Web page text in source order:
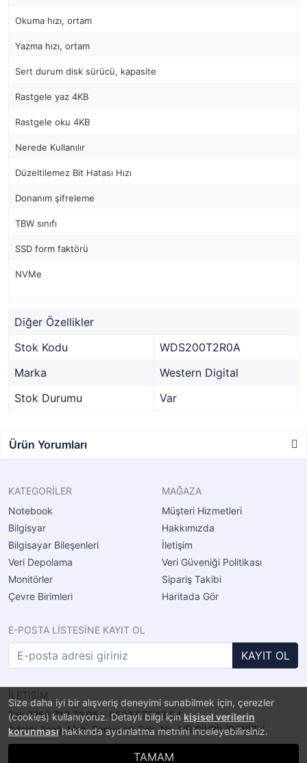
Size daha iyi bir alışveriş deneyimi sunabilmek için, çerezler
(cookies) kullanıyoruz. Detaylı bilgi için kişisel verilerin
korunmasıhakkında aydınlatma metnini inceleyebilirsiniz.
TAMAM
Okuma hızı, ortam
Yazma hızı, ortam
Sert durum disk sürücü, kapasite
Rastgele yaz 4KB
Rastgele oku 4KB
Nerede Kullanılır
Düzeltilemez Bit Hatası Hızı
Donanım şifreleme
TBW sınıfı
SSD form faktörü
NVMe
Diğer Özellikler
Stok Kodu
WDS200T2R0A
Marka
Western Digital
Stok Durumu
Var
Ürün Yorumları
KATEGORİLER
Notebook
Bilgisyar
Bilgisayar Bileşenleri
Veri Depolama
Monitörler
Çevre Birimleri
MAĞAZA
Müşteri Hizmetleri
Hakkımızda
İletişim
Veri Güveniği Politikası
Sipariş Takibi
Haritada Gör
E-POSTA LİSTESİNE KAYIT OL
KAYIT OL
İLETİŞİM
Tel: 0258 713 72 05 – 0532 572 13 94
Adres: Aşağı Mah. Sarayardı Sok. No:4/B ÇİVRİL/DENİZLİ